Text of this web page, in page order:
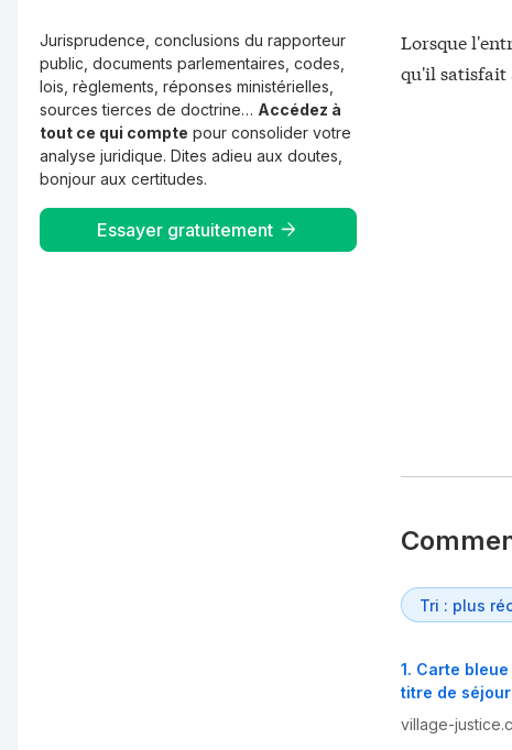
Jurisprudence, conclusions du rapporteur
public, documents parlementaires, codes,
lois, règlements, réponses ministérielles,
sources tierces de doctrine… Accédez à
tout ce qui compte pour consolider votre
analyse juridique. Dites adieu aux doutes,
bonjour aux certitudes.
Essayer gratuitement
Lorsque
qu'il satisfait
1. Carte
titre de séjour
village-